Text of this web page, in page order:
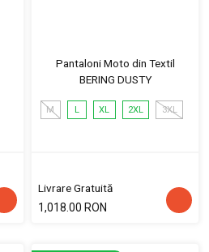
Pantaloni Moto din Textil
BERING DUSTY
M L XL 2XL 3XL
Livrare Gratuită
1,018.00 RON